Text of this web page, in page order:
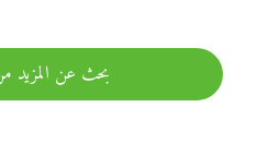
بحث عن المزيد